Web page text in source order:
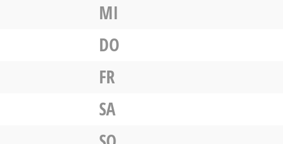
MI
DO
FR
SA